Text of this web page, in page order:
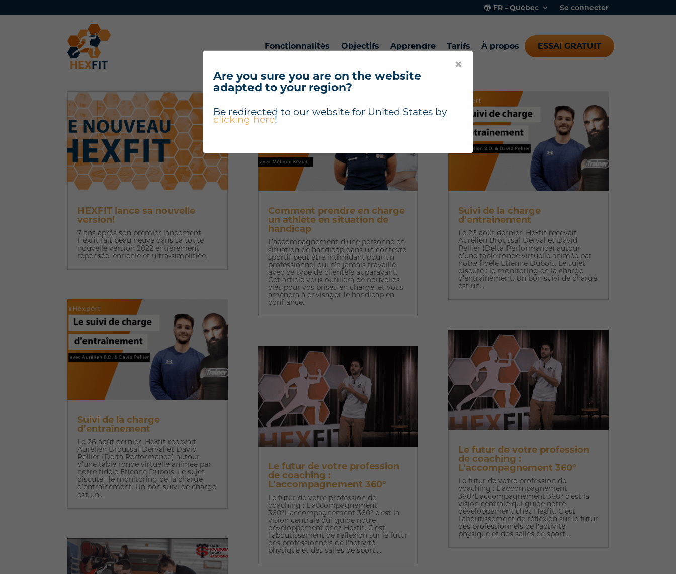
×
Are you sure you are on the website
adapted to your region?
Be redirected to our website for United States by
clicking here!
FR - Québec Se connecter
Fonctionnalités Objectifs Apprendre Tarifs À propos ESSAI GRATUIT
HEXFIT lance sa nouvelle
version!
7 ans après son premier lancement,
Hexfit fait peau neuve dans sa toute
nouvelle version 2022 entièrement
repensée, enrichie et ultra-simplifiée.
Suivi de la charge
d’entraînement
Le 26 août dernier, Hexfit recevait
Aurélien Broussal-Derval et David
Pellier (Delta Performance) autour
d’une table ronde virtuelle animée par
notre fidèle Etienne Dubois. Le sujet
discuté : le monitoring de la charge
d’entraînement. Un bon suivi de charge
est un...
Comment prendre en charge
un athlète en situation de
handicap
L’accompagnement d’une personne en
situation de handicap dans un contexte
sportif peut être intimidant pour un
professionnel qui n’a jamais travaillé
avec ce type de clientèle auparavant.
Cet article vous outillera de nouvelles
clés pour vos prises en charge, et vous
amènera à envisager le handicap en
confiance.
Le futur de votre profession
de coaching :
L'accompagnement 360°
Le futur de votre profession de
coaching : L'accompagnement
360°L'accompagnement 360° c'est la
vision centrale qui guide notre
développement chez Hexfit. C'est
l'aboutissement de réflexion sur le futur
des professionnels de l'activité
physique et des salles de sport....
Suivi de la charge
d’entraînement
Le 26 août dernier, Hexfit recevait
Aurélien Broussal-Derval et David
Pellier (Delta Performance) autour
d’une table ronde virtuelle animée par
notre fidèle Etienne Dubois. Le sujet
discuté : le monitoring de la charge
d’entraînement. Un bon suivi de charge
est un...
Le futur de votre profession
de coaching :
L'accompagnement 360°
Le futur de votre profession de
coaching : L'accompagnement
360°L'accompagnement 360° c'est la
vision centrale qui guide notre
développement chez Hexfit. C'est
l'aboutissement de réflexion sur le futur
des professionnels de l'activité
physique et des salles de sport....